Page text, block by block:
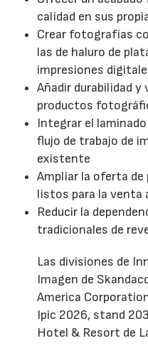
calidad en sus
Crear fotografías
las de haluro de
impresiones
Añadir durabilidad y
productos
Integrar el
flujo de trabajo de
existente
Ampliar la oferta
listos para la venta
Reducir la
tradicionales de
Las divisiones de
Imagen de
America
Ipic 2026, stand
Hotel & Resort de